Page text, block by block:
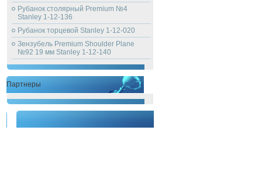
Рубанок столярный Premium №4
Stanley 1-12-136
Рубанок торцевой Stanley 1-12-020
Зензубель Premium Shoulder Plane
№92 19 мм Stanley 1-12-140
Партнеры